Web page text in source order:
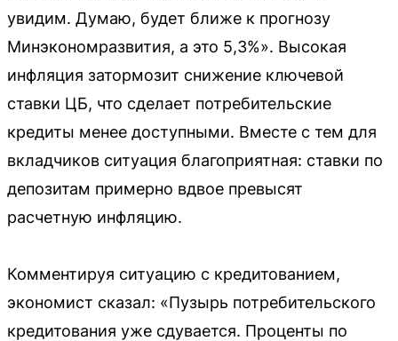
увидим. Думаю, будет ближе к прогнозу
Минэкономразвития, а это 5,3%». Высокая
инфляция затормозит снижение ключевой
ставки ЦБ, что сделает потребительские
кредиты менее доступными. Вместе с тем для
вкладчиков ситуация благоприятная: ставки по
депозитам примерно вдвое превысят
расчетную инфляцию.
Комментируя ситуацию с кредитованием,
экономист сказал: «Пузырь потребительского
кредитования уже сдувается. Проценты по